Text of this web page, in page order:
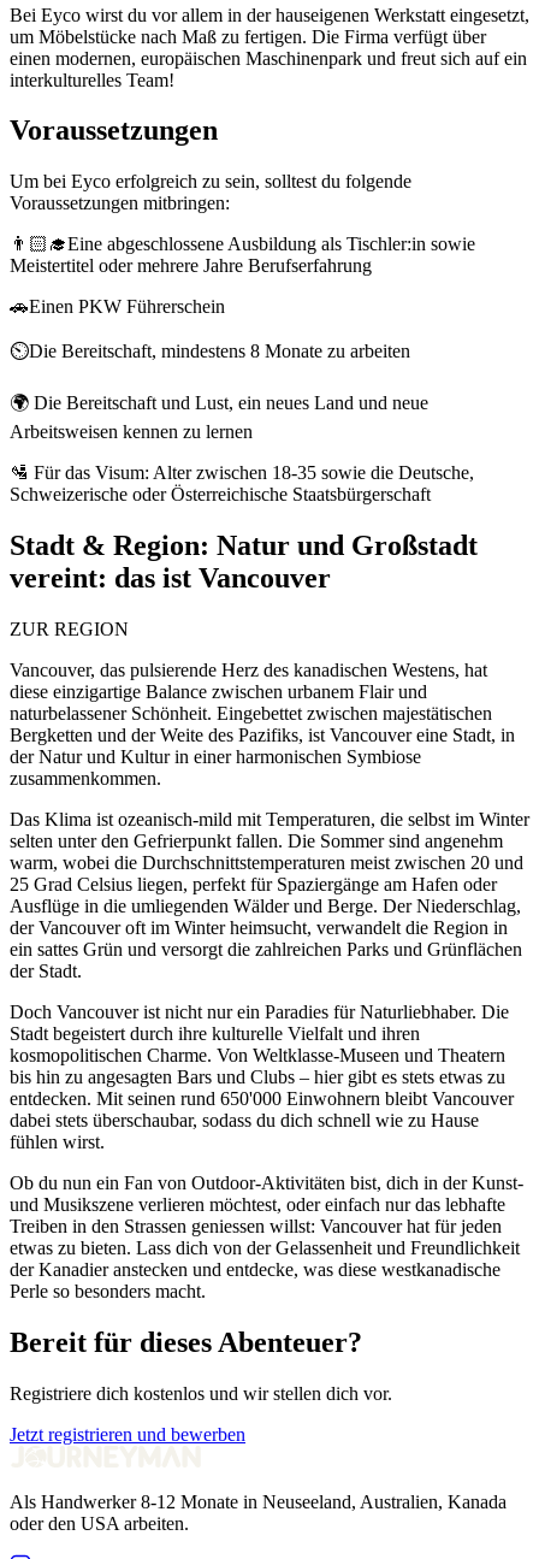
Bei Eyco wirst du vor allem in der hauseigenen Werkstatt eingesetzt,
um Möbelstücke nach Maß zu fertigen. Die Firma verfügt über
einen modernen, europäischen Maschinenpark und freut sich auf ein
interkulturelles Team!
Voraussetzungen
Um bei Eyco erfolgreich zu sein, solltest du folgende
Voraussetzungen mitbringen:
👨🏻‍🎓Eine abgeschlossene Ausbildung als Tischler:in sowie
Meistertitel oder mehrere Jahre Berufserfahrung
🚗Einen PKW Führerschein
⏲️Die Bereitschaft, mindestens 8 Monate zu arbeiten
🌍 Die Bereitschaft und Lust, ein neues Land und neue
Arbeitsweisen kennen zu lernen
🛂 Für das Visum: Alter zwischen 18-35 sowie die Deutsche,
Schweizerische oder Österreichische Staatsbürgerschaft
Stadt & Region: Natur und Großstadt
vereint: das ist Vancouver
ZUR REGION
Vancouver, das pulsierende Herz des kanadischen Westens, hat
diese einzigartige Balance zwischen urbanem Flair und
naturbelassener Schönheit. Eingebettet zwischen majestätischen
Bergketten und der Weite des Pazifiks, ist Vancouver eine Stadt, in
der Natur und Kultur in einer harmonischen Symbiose
zusammenkommen.
Das Klima ist ozeanisch-mild mit Temperaturen, die selbst im Winter
selten unter den Gefrierpunkt fallen. Die Sommer sind angenehm
warm, wobei die Durchschnittstemperaturen meist zwischen 20 und
25 Grad Celsius liegen, perfekt für Spaziergänge am Hafen oder
Ausflüge in die umliegenden Wälder und Berge. Der Niederschlag,
der Vancouver oft im Winter heimsucht, verwandelt die Region in
ein sattes Grün und versorgt die zahlreichen Parks und Grünflächen
der Stadt.
Doch Vancouver ist nicht nur ein Paradies für Naturliebhaber. Die
Stadt begeistert durch ihre kulturelle Vielfalt und ihren
kosmopolitischen Charme. Von Weltklasse-Museen und Theatern
bis hin zu angesagten Bars und Clubs – hier gibt es stets etwas zu
entdecken. Mit seinen rund 650'000 Einwohnern bleibt Vancouver
dabei stets überschaubar, sodass du dich schnell wie zu Hause
fühlen wirst.
Ob du nun ein Fan von Outdoor-Aktivitäten bist, dich in der Kunst-
und Musikszene verlieren möchtest, oder einfach nur das lebhafte
Treiben in den Strassen geniessen willst: Vancouver hat für jeden
etwas zu bieten. Lass dich von der Gelassenheit und Freundlichkeit
der Kanadier anstecken und entdecke, was diese westkanadische
Perle so besonders macht.
Bereit für dieses Abenteuer?
Registriere dich kostenlos und wir stellen dich vor.
Jetzt registrieren und bewerben
Als Handwerker 8-12 Monate in Neuseeland, Australien, Kanada
oder den USA arbeiten.